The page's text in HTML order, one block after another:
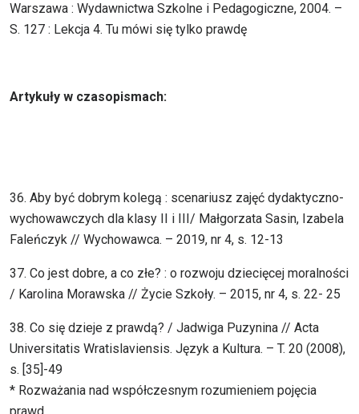
Warszawa : Wydawnictwa Szkolne i Pedagogiczne, 2004. –
S. 127 : Lekcja 4. Tu mówi się tylko prawdę
Artykuły w czasopismach:
36. Aby być dobrym kolegą : scenariusz zajęć dydaktyczno-
wychowawczych dla klasy II i III/ Małgorzata Sasin, Izabela
Faleńczyk // Wychowawca. – 2019, nr 4, s. 12-13
37. Co jest dobre, a co złe? : o rozwoju dziecięcej moralności
/ Karolina Morawska // Życie Szkoły. – 2015, nr 4, s. 22- 25
38. Co się dzieje z prawdą? / Jadwiga Puzynina // Acta
Universitatis Wratislaviensis. Język a Kultura. – T. 20 (2008),
s. [35]-49
* Rozważania nad współczesnym rozumieniem pojęcia